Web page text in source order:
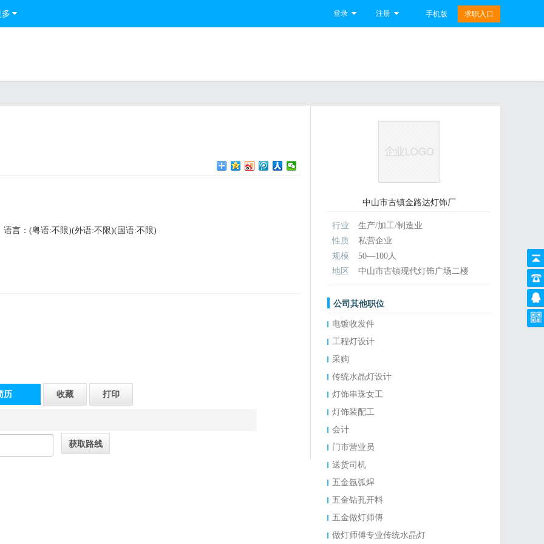
多 手机版 求职入口
注册
登录
语言：(粤语:不限)(外语:不限)(国语:不限)
历 收藏 打印
中山市古镇金路达灯饰厂
行业
生产/加工/制造业
性质
私营企业
规模
50—100人
地区
中山市古镇现代灯饰广场二楼
公司其他职位
电镀收发件
工程灯设计
采购
传统水晶灯设计
灯饰串珠女工
灯饰装配工
会计
门市营业员
送货司机
五金氩弧焊
五金钻孔开料
五金做灯师傅
做灯师傅专业传统水晶灯